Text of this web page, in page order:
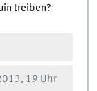
treiben?
19 Uhr